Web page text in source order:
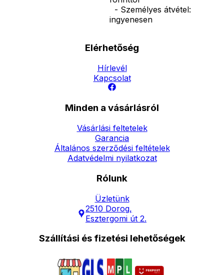
- Személyes átvétel:
ingyenesen
Elérhetőség
Hírlevél
Kapcsolat
Minden a vásárlásról
Vásárlási feltetelek
Garancia
Általános szerződési feltételek
Adatvédelmi nyilatkozat
Rólunk
Üzletünk
2510 Dorog,
Esztergomi út 2.
Szállítási és fizetési lehetőségek